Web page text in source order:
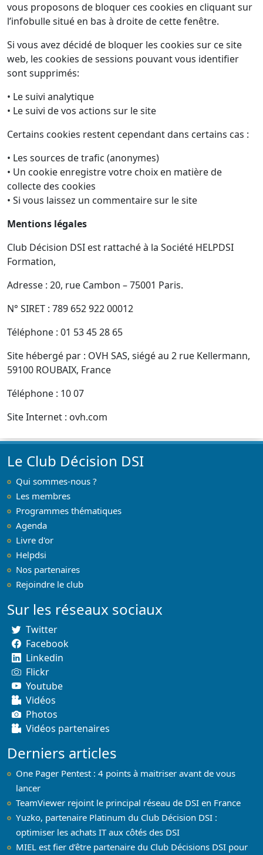
vous proposons de bloquer ces cookies en cliquant sur
l’infobulle situé en bas à droite de cette fenêtre.
Si vous avez décidé de bloquer les cookies sur ce site
web, les cookies de sessions pouvant vous identifier
sont supprimés:
• Le suivi analytique
• Le suivi de vos actions sur le site
Certains cookies restent cependant dans certains cas :
• Les sources de trafic (anonymes)
• Un cookie enregistre votre choix en matière de
collecte des cookies
• Si vous laissez un commentaire sur le site
Mentions légales
Club Décision DSI est rattaché à la Société HELPDSI
Formation,
Adresse : 20, rue Cambon – 75001 Paris.
N° SIRET : 789 652 922 00012
Téléphone : 01 53 45 28 65
Site hébergé par : OVH SAS, siégé au 2 rue Kellermann,
59100 ROUBAIX, France
Téléphone : 10 07
Site Internet : ovh.com
Le Club Décision DSI
Qui sommes-nous ?
Les membres
Programmes thématiques
Agenda
Livre d'or
Helpdsi
Nos partenaires
Rejoindre le club
Sur les réseaux sociaux
Twitter
Facebook
Linkedin
Flickr
Youtube
Vidéos
Photos
Vidéos partenaires
Derniers articles
One Pager Pentest : 4 points à maitriser avant de vous
lancer
TeamViewer rejoint le principal réseau de DSI en France
Yuzko, partenaire Platinum du Club Décision DSI :
optimiser les achats IT aux côtés des DSI
MIEL est fier d’être partenaire du Club Décisions DSI pour